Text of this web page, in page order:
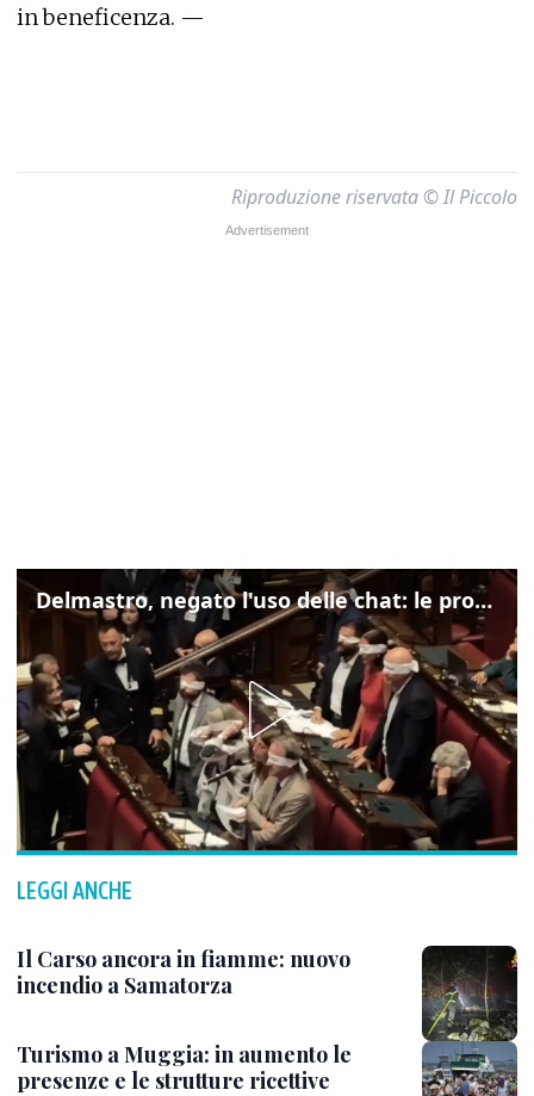
in beneficenza. —
Riproduzione riservata © Il Piccolo
Delmastro, negato l'uso delle chat: le proteste di Avs e M5s
LEGGI ANCHE
Il Carso ancora in fiamme: nuovo
incendio a Samatorza
Turismo a Muggia: in aumento le
presenze e le strutture ricettive